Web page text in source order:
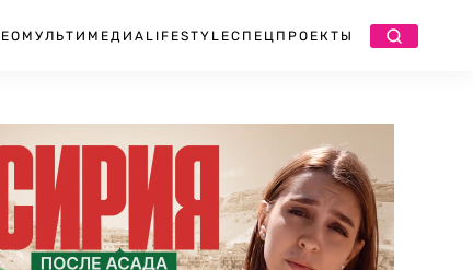
МУЛЬТИМЕДИА LIFESTYLEСПЕЦПРОЕКТЫ